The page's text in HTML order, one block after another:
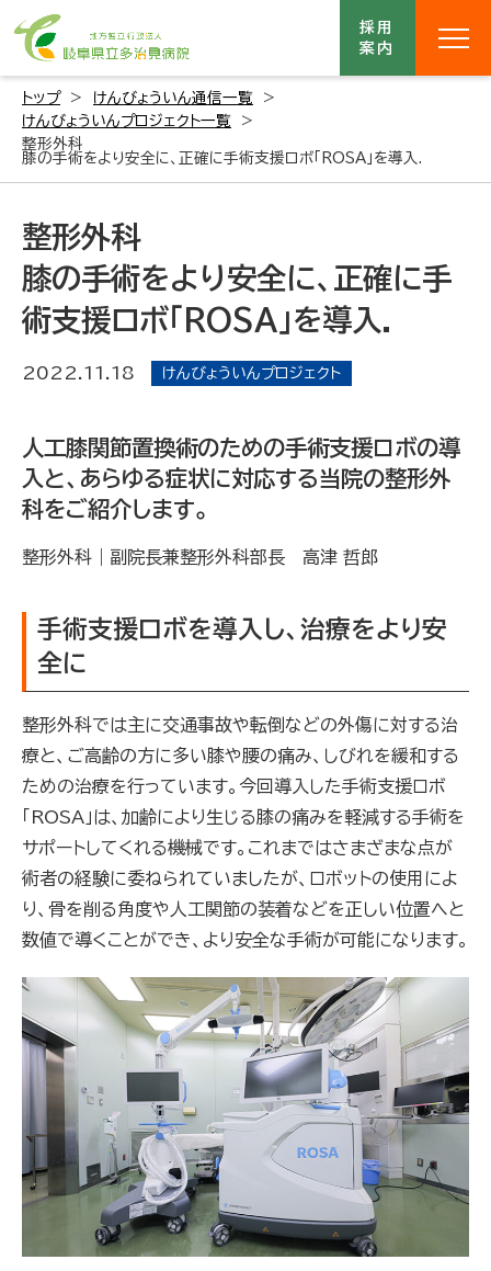
採用
案内
トップ
けんびょういん通信一覧
けんびょういんプロジェクト一覧
整形外科
膝の手術をより安全に、正確に手術支援ロボ「ROSA」を導入.
整形外科
膝の手術をより安全に、正確に手
術支援ロボ「ROSA」を導入.
2022.11.18 けんびょういんプロジェクト
人工膝関節置換術のための手術支援ロボの導
入と、あらゆる症状に対応する当院の整形外
科をご紹介します。
整形外科｜副院長兼整形外科部長 高津 哲郎
手術支援ロボを導入し、治療をより安
全に
整形外科では主に交通事故や転倒などの外傷に対する治
療と、ご高齢の方に多い膝や腰の痛み、しびれを緩和する
ための治療を行っています。今回導入した手術支援ロボ
「ROSA」は、加齢により生じる膝の痛みを軽減する手術を
サポートしてくれる機械です。これまではさまざまな点が
術者の経験に委ねられていましたが、ロボットの使用によ
り、骨を削る角度や人工関節の装着などを正しい位置へと
数値で導くことができ、より安全な手術が可能になります。